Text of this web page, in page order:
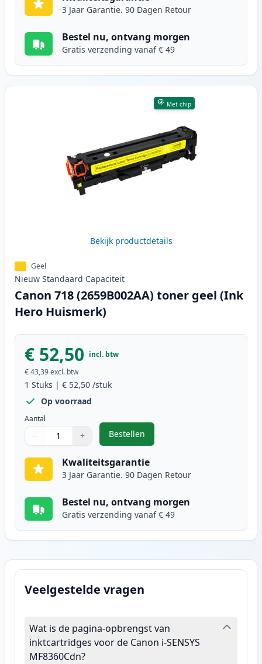
3 Jaar Garantie. 90 Dagen Retour
Bestel nu, ontvang morgen
Gratis verzending vanaf € 49
Met chip
Bekijk productdetails
Geel
Nieuw Standaard Capaciteit
Canon 718 (2659B002AA) toner geel (Ink
Hero Huismerk)
€ 52,50 incl. btw
€ 43,39excl. btw
1 Stuks | € 52,50 /stuk
Op voorraad
Aantal
Gebruik de knoppen om aan te passen
− +
1
Bestellen
,Canon 718 (2659B002AA) toner
Kwaliteitsgarantie
3 Jaar Garantie. 90 Dagen Retour
Bestel nu, ontvang morgen
Gratis verzending vanaf € 49
Veelgestelde vragen
Wat is de pagina-opbrengst van
inktcartridges voor de Canon i-SENSYS
MF8360Cdn?